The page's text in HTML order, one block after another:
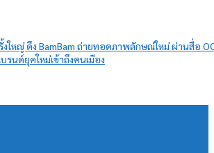
ใหญ่ ดึง BamBam ถ่ายทอดภาพลักษณ์ใหม่ ผ่านสื่อ
นด์ยุคใหม่เข้าถึงคนเมือง